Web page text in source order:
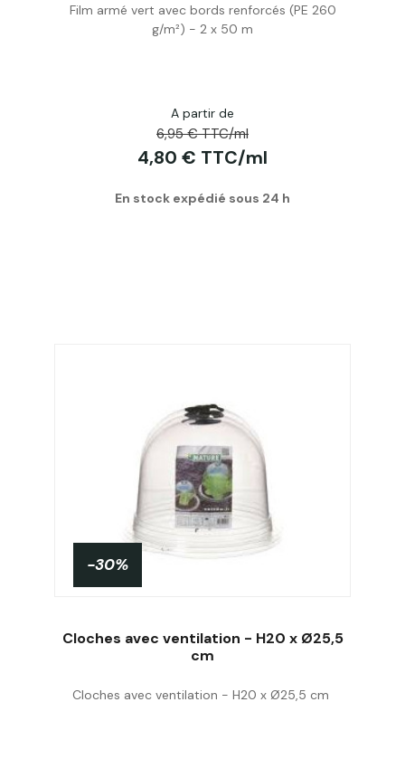
Acheter
Film armé vert avec bords renforcés (PE 260
g/m²) - 2 x 50 m
A partir de
6,95 € TTC/ml
4,80 € TTC/ml
En stock expédié sous 24 h
Acheter
-30%
Cloches avec ventilation - H20 x Ø25,5
cm
Cloches avec ventilation - H20 x Ø25,5 cm